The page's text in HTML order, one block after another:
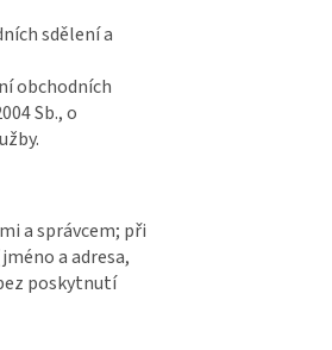
sdělení a
obchodních
Sb., o
a správcem; při
a adresa,
poskytnutí